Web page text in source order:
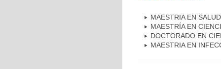
MAESTRIA EN
MAESTRÍA EN
DOCTORADO EN
MAESTRIA EN